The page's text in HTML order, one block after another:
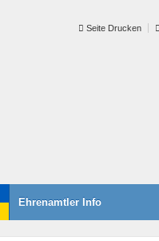
Seite Drucken
Ehrenamtler Info